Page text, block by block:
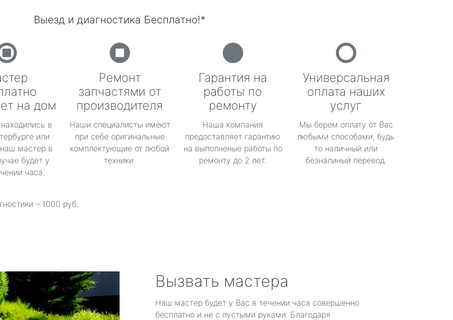
Выезд и диагностика Бесплатно!*
на дом
в
или
мастер в
будет у
часа.
Ремонт
запчастями от
производителя
Наши специалисты имеют
при себе оригинальные
комплектующие от любой
техники.
Гарантия на
работы по
ремонту
Наша компания
предоставляет гарантию
на выполненые работы по
ремонту до 2 лет.
Универсальная
оплата наших
услуг
Мы берем оплату от Вас
любыми способами, будь
то наличный или
безналиный перевод.
– 1000 руб.
Вызвать мастера
Наш мастер будет у Вас в течении часа совершенно
бесплатно и не с пустыми руками. Благодаря